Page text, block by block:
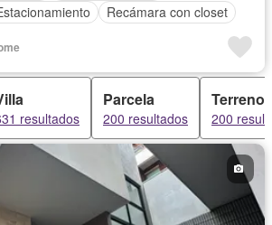
Recámara con closet
resultados
Parcela
200 resultados
Terreno
200